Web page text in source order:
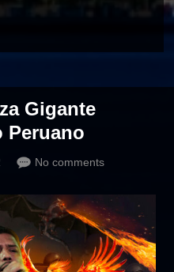
Gigante
Peruano
No comments